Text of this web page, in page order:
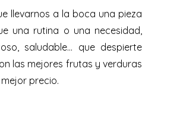
llevarnos a la boca una pieza
una rutina o una necesidad,
saludable… que despierte
las mejores frutas y verduras
precio.